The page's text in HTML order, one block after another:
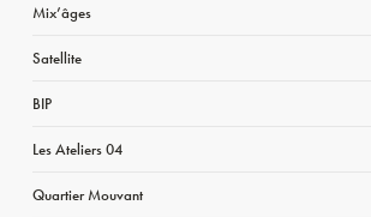
Mix’âges
Satellite
BIP
Les Ateliers 04
Quartier Mouvant